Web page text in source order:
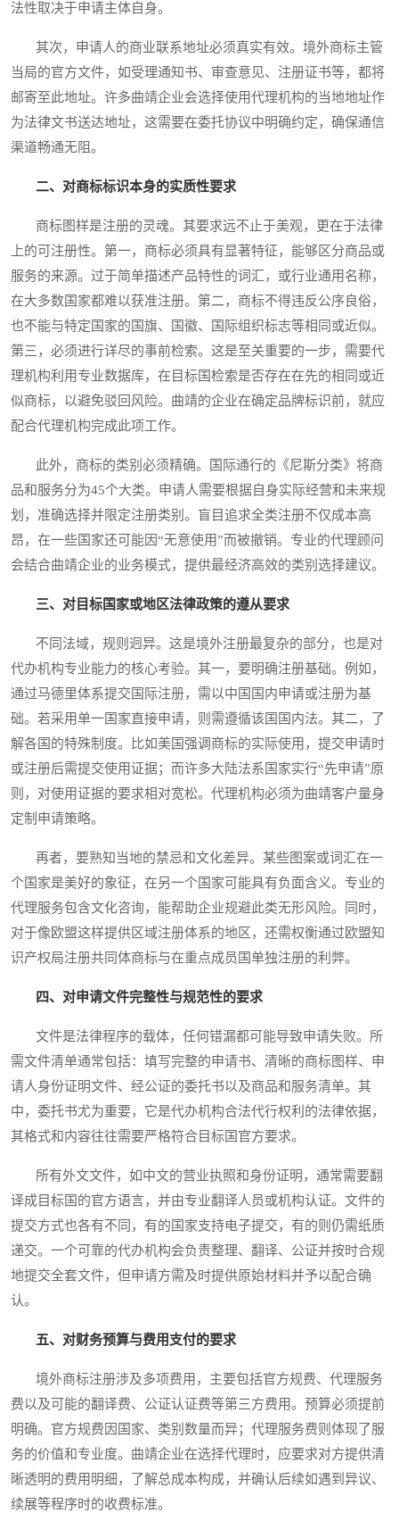
法性取决于申请主体自身。
其次，申请人的商业联系地址必须真实有效。境外商标主管
当局的官方文件，如受理通知书、审查意见、注册证书等，都将
邮寄至此地址。许多曲靖企业会选择使用代理机构的当地地址作
为法律文书送达地址，这需要在委托协议中明确约定，确保通信
渠道畅通无阻。
二、对商标标识本身的实质性要求
商标图样是注册的灵魂。其要求远不止于美观，更在于法律
上的可注册性。第一，商标必须具有显著特征，能够区分商品或
服务的来源。过于简单描述产品特性的词汇，或行业通用名称，
在大多数国家都难以获准注册。第二，商标不得违反公序良俗，
也不能与特定国家的国旗、国徽、国际组织标志等相同或近似。
第三，必须进行详尽的事前检索。这是至关重要的一步，需要代
理机构利用专业数据库，在目标国检索是否存在在先的相同或近
似商标，以避免驳回风险。曲靖的企业在确定品牌标识前，就应
配合代理机构完成此项工作。
此外，商标的类别必须精确。国际通行的《尼斯分类》将商
品和服务分为45个大类。申请人需要根据自身实际经营和未来规
划，准确选择并限定注册类别。盲目追求全类注册不仅成本高
昂，在一些国家还可能因“无意使用”而被撤销。专业的代理顾问
会结合曲靖企业的业务模式，提供最经济高效的类别选择建议。
三、对目标国家或地区法律政策的遵从要求
不同法域，规则迥异。这是境外注册最复杂的部分，也是对
代办机构专业能力的核心考验。其一，要明确注册基础。例如，
通过马德里体系提交国际注册，需以中国国内申请或注册为基
础。若采用单一国家直接申请，则需遵循该国国内法。其二，了
解各国的特殊制度。比如美国强调商标的实际使用，提交申请时
或注册后需提交使用证据；而许多大陆法系国家实行“先申请”原
则，对使用证据的要求相对宽松。代理机构必须为曲靖客户量身
定制申请策略。
再者，要熟知当地的禁忌和文化差异。某些图案或词汇在一
个国家是美好的象征，在另一个国家可能具有负面含义。专业的
代理服务包含文化咨询，能帮助企业规避此类无形风险。同时，
对于像欧盟这样提供区域注册体系的地区，还需权衡通过欧盟知
识产权局注册共同体商标与在重点成员国单独注册的利弊。
四、对申请文件完整性与规范性的要求
文件是法律程序的载体，任何错漏都可能导致申请失败。所
需文件清单通常包括：填写完整的申请书、清晰的商标图样、申
请人身份证明文件、经公证的委托书以及商品和服务清单。其
中，委托书尤为重要，它是代办机构合法代行权利的法律依据，
其格式和内容往往需要严格符合目标国官方要求。
所有外文文件，如中文的营业执照和身份证明，通常需要翻
译成目标国的官方语言，并由专业翻译人员或机构认证。文件的
提交方式也各有不同，有的国家支持电子提交，有的则仍需纸质
递交。一个可靠的代办机构会负责整理、翻译、公证并按时合规
地提交全套文件，但申请方需及时提供原始材料并予以配合确
认。
五、对财务预算与费用支付的要求
境外商标注册涉及多项费用，主要包括官方规费、代理服务
费以及可能的翻译费、公证认证费等第三方费用。预算必须提前
明确。官方规费因国家、类别数量而异；代理服务费则体现了服
务的价值和专业度。曲靖企业在选择代理时，应要求对方提供清
晰透明的费用明细，了解总成本构成，并确认后续如遇到异议、
续展等程序时的收费标准。